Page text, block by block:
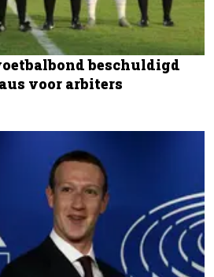
beschuldigd
voor arbiters